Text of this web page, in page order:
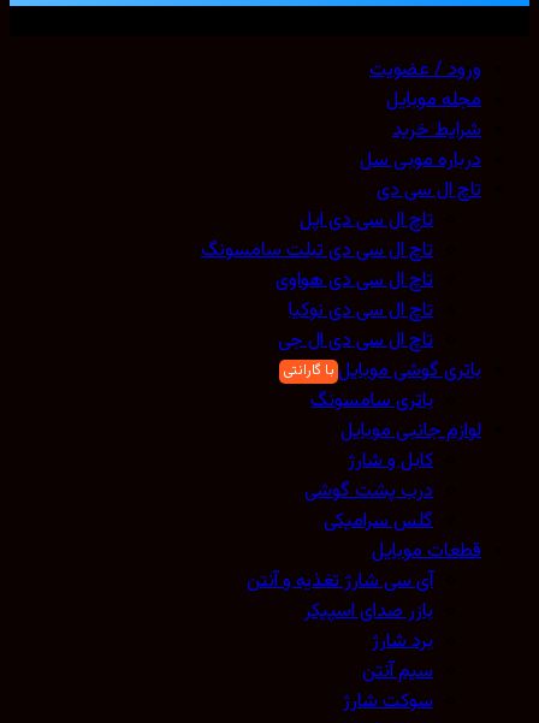
ورود / عضویت
مجله موبایل
شرایط خرید
درباره موبی سل
تاچ ال سی دی
تاچ ال سی دی اپل
تاچ ال سی دی تبلت سامسونگ
تاچ ال سی دی هواوی
تاچ ال سی دی نوکیا
تاچ ال سی دی ال جی
باتری گوشی موبایل
باتری سامسونگ
لوازم جانبی موبایل
کابل و شارژ
درب پشت گوشی
گلس سرامیکی
قطعات موبایل
آی سی شارژ تغذیه و آنتن
بازر صدای اسپیکر
برد شارژ
سیم آنتن
سوکت شارژ